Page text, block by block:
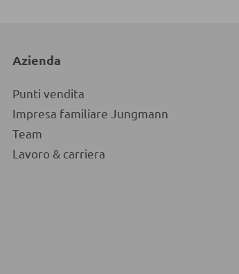
Azienda
Punti vendita
Impresa familiare Jungmann
Team
Lavoro & carriera